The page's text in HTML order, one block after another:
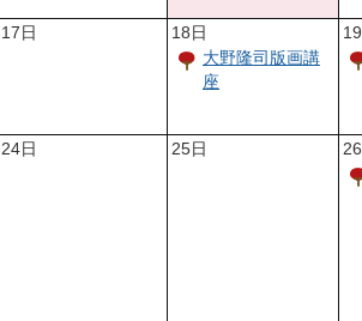
17日
18日
大野隆司版画講
座
24日 25日